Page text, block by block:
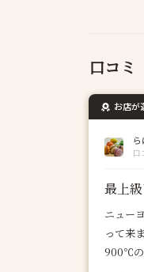
口コミ
お店が
ら
口
最上
ニュー
って来
900℃の